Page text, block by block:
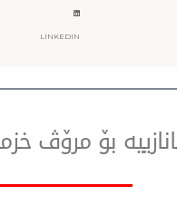
LINKEDIN
بۆ مرۆڤ